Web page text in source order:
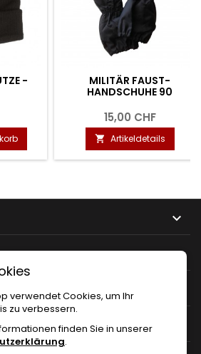
-
MILITÄR FAUST-
HANDSCHUHE 90
15,00 CHF
 Artikeldetails


verwendet Cookies, um Ihr
zu verbessern.
finden Sie in unserer
.